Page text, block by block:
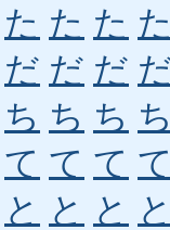
た た た
だ だ だ
ち ち ち
て て て
と と と